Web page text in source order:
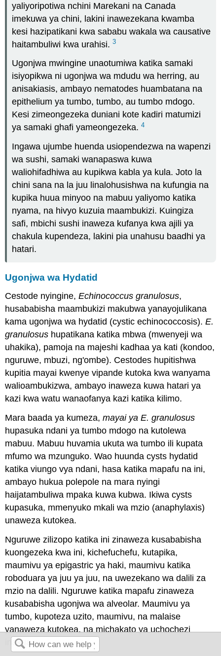
yaliyoripotiwa nchini Marekani na Canada
imekuwa ya chini, lakini inawezekana kwamba
kesi hazipatikani kwa sababu wakala wa causative
haitambuliwi kwa urahisi.3
Ugonjwa mwingine unaotumiwa katika samaki
isiyopikwa ni ugonjwa wa mdudu wa herring, au
anisakiasis, ambayo nematodes huambatana na
epithelium ya tumbo, tumbo, au tumbo mdogo.
Kesi zimeongezeka duniani kote kadiri matumizi
ya samaki ghafi yameongezeka.4
Ingawa ujumbe huenda usiopendezwa na wapenzi
wa sushi, samaki wanapaswa kuwa
waliohifadhiwa au kupikwa kabla ya kula. Joto la
chini sana na la juu linalohusishwa na kufungia na
kupika huua minyoo na mabuu yaliyomo katika
nyama, na hivyo kuzuia maambukizi. Kuingiza
safi, mbichi sushi inaweza kufanya kwa ajili ya
chakula kupendeza, lakini pia unahusu baadhi ya
hatari.
Ugonjwa wa Hydatid
Cestode nyingine,Echinococcus granulosus,
husababisha maambukizi makubwa yanayojulikana
kama ugonjwa wa hydatid (cystic echinococcosis).E.
granulosus hupatikana katika mbwa (mwenyeji wa
uhakika), pamoja na majeshi kadhaa ya kati (kondoo,
nguruwe, mbuzi, ng'ombe). Cestodes hupitishwa
kupitia mayai kwenye vipande kutoka kwa wanyama
walioambukizwa, ambayo inaweza kuwa hatari ya
kazi kwa watu wanaofanya kazi katika kilimo.
Mara baada ya kumeza,mayai ya E. granulosus
hupasuka ndani ya tumbo mdogo na kutolewa
mabuu. Mabuu huvamia ukuta wa tumbo ili kupata
mfumo wa mzunguko. Wao huunda cysts hydatid
katika viungo vya ndani, hasa katika mapafu na ini,
ambayo hukua polepole na mara nyingi
haijatambuliwa mpaka kuwa kubwa. Ikiwa cysts
kupasuka, mmenyuko mkali wa mzio (anaphylaxis)
unaweza kutokea.
Nguruwe zilizopo katika ini zinaweza kusababisha
kuongezeka kwa ini, kichefuchefu, kutapika,
maumivu ya epigastric ya haki, maumivu katika
roboduara ya juu ya juu, na uwezekano wa dalili za
mzio na dalili. Nguruwe katika mapafu zinaweza
kusababisha ugonjwa wa alveolar. Maumivu ya
tumbo, kupoteza uzito, maumivu, na malaise
yanaweza kutokea, na michakato ya uchochezi
inakua.